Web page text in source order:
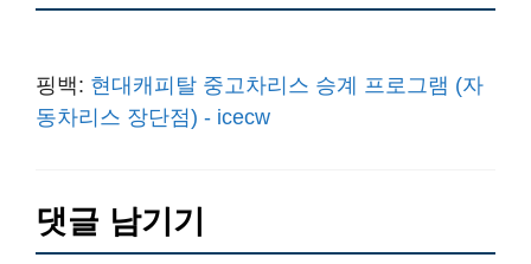
핑백: 현대캐피탈 중고차리스 승계 프로그램 (자
동차리스 장단점) - icecw
댓글 남기기